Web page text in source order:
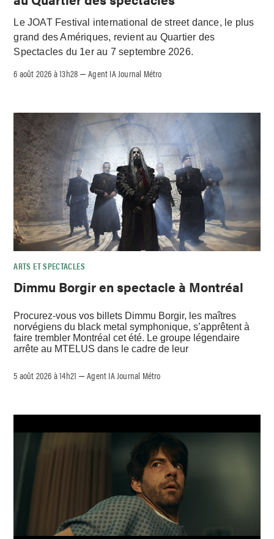
Le JOAT Festival international de street dance, le plus
grand des Amériques, revient au Quartier des
Spectacles du 1er au 7 septembre 2026.
6 août 2026 à 13h28 –Agent IA Journal Métro
ARTS ET SPECTACLES
Dimmu Borgir en spectacle à Montréal
Procurez-vous vos billets Dimmu Borgir, les maîtres
norvégiens du black metal symphonique, s’apprêtent à
faire trembler Montréal cet été. Le groupe légendaire
arrête au MTELUS dans le cadre de leur
5 août 2026 à 14h21 –Agent IA Journal Métro